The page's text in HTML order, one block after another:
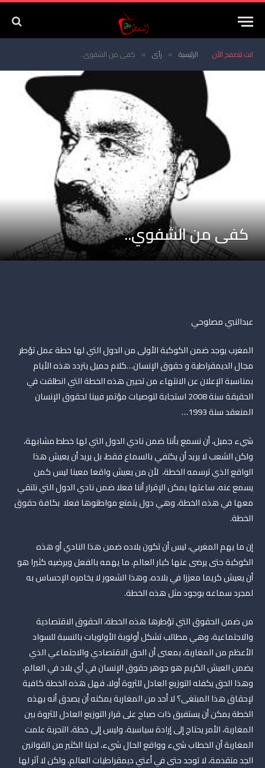
انت تتصفح الأن الرئيسية » رأي » كفى من الشفوي..
كفى من الشفوي..
عبدالنبي مصلوحي
المغرب يوجد ضمن الكوكبة الأولى من الدول التي لها خطة عمل تؤطر
مجال الديمقراطية و حقوق الإنسان…كلام جميل يتردد هذه الأيام
بمناسبة الإعلان عن الانتهاء من تحيين هذه الخطة التي انطلقت في
الحقيقة سنة 2008 استجابة لتوصيات مؤتمر فيينا لحقوق الإنسان
المنعقد سنة 1993…
شيء جميل، أن نسمع بأننا ضمن نادي الدول التي لها خطط مشابهة،
ولكن الشعب لا يريد أن يكتفي بالسماع فقط، بل يريد أن يعيش هذا
الواقع الذي ترسمه الخطة، لأن من يعيش واقعا معينا ليس كمن
يسمع عنه، ساعتها يمكن الإقرار أننا فعلا ضمن نادي الدول التي نلتقي
معها في هذه الخطة، وهي دول يتمتع مواطنوها فعلا بكافة حقوق
الخطة.
إن ما يهم المغربي، ليس أن تكون بلاده ضمن هذا النادي أو هذه
الكوكبة حتى يرضى عنها كبار العالم، ما يهمه بالفعل ويرضيه كثيرا هو
أن يعيش كريما معززا في بلاده، وهذا الشعور لا يخامره الإحساس به
لمجرد سماعه بوجود مثل هذه الخطة.
من ضمن الحقوق التي تؤطرها هذه الخطة، الحقوق الاقتصادية
والاجتماعية، وهي مطالب تشكل أولوية الأولويات بالنسبة للسواد
الأعظم من المغاربة، بمعنى أن الحق الاقتصادي والاجتماعي الذي
يضمن العيش الكريم هو جوهر حقوق الإنسان في أي بلاد في العالم،
وهذا الحق يكفله التوزيع العادل للثروة أولا، فهل هذه الخطة كافية
لإحقاق هذا المبتغى؟ لا أحد من المغاربة يمكنه أن يصدق أنه بهذه
الخطة يمكن أن يستفيق ذات صباح على قرار التوزيع العادل للثروة بين
المغاربة، الأمر يحتاج إلى إرادة سياسية، وليس إلى خطة، التجربة علمت
المغاربة أن الخطاب شيء وواقع الحال شيء، لدينا الكثير من القوانين
الجد متقدمة، لا توجد حتى في أعتي ديمقراطيات العالم، ولكن لا آثر لها